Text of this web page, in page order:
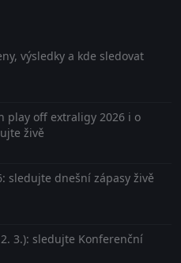
výsledky a kde sledovat
play off extraligy 2026 i o
živě
sledujte dnešní zápasy živě
3.): sledujte Konferenční